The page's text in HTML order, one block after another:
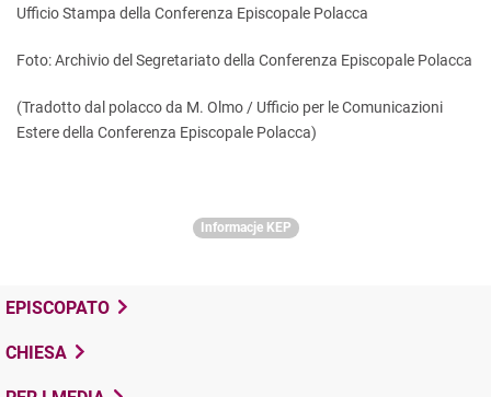
Ufficio Stampa della Conferenza Episcopale Polacca
Foto: Archivio del Segretariato della Conferenza Episcopale Polacca
(Tradotto dal polacco da M. Olmo / Ufficio per le Comunicazioni
Estere della Conferenza Episcopale Polacca)
Informacje KEP
EPISCOPATO
CHIESA